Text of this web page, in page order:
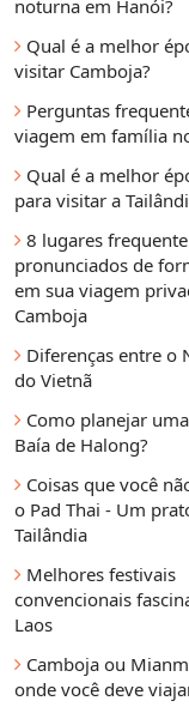
noturna em Hanói?
Qual é a melhor
visitar Camboja?
Perguntas
viagem em família
Qual é a melhor
para visitar a
8 lugares
pronunciados de
em sua viagem
Camboja
Diferenças entre o
do Vietnã
Como planejar
Baía de Halong?
Coisas que você
o Pad Thai - Um
Tailândia
Melhores festivais
convencionais
Laos
Camboja ou
onde você deve